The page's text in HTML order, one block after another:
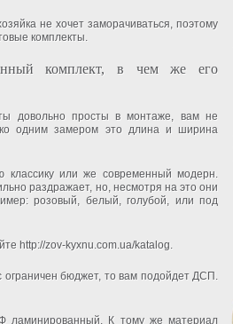
не хочет заморачиваться, поэтому
комплекты.
комплект, в чем же его
довольно просты в монтаже, вам не
одним замером это длина и ширина
классику или же современный модерн.
раздражает, но, несмотря на это они
розовый, белый, голубой, или под
http://zov-kyxnu.com.ua/katalog.
ограничен бюджет, то вам подойдет ДСП.
ламинированный. К тому же материал